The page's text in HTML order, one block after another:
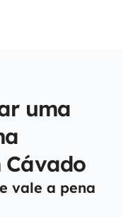
uma
vale a pena